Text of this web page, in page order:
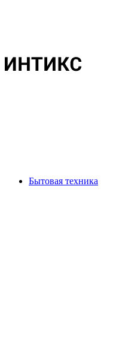
Бытовая техника